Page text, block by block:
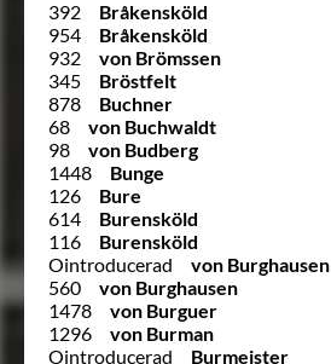
392
Bråkensköld
954
Bråkensköld
932
von Brömssen
345
Bröstfelt
878
Buchner
68
von Buchwaldt
98
von Budberg
1448
Bunge
126
Bure
614
Burensköld
116
Burensköld
Ointroducerad
von Burghausen
560
von Burghausen
1478
von Burguer
1296
von Burman
Ointroducerad
Burmeister